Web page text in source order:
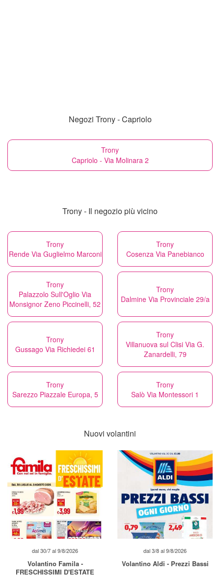
Negozi Trony - Capriolo
Trony
Capriolo - Via Molinara 2
Trony - Il negozio più vicino
Trony
Rende Via Guglielmo Marconi
Trony
Cosenza Via Panebianco
Trony
Palazzolo Sull'Oglio Via
Monsignor Zeno Piccinelli, 52
Trony
Dalmine Via Provinciale 29/a
Trony
Gussago Via Richiedei 61
Trony
Villanuova sul Clisi Via G.
Zanardelli, 79
Trony
Sarezzo Piazzale Europa, 5
Trony
Salò Via Montessori 1
Nuovi volantini
dal 30/7 al 9/8/2026
Volantino Famila -
FRESCHISSIMI D'ESTATE
dal 3/8 al 9/8/2026
Volantino Aldi - Prezzi Bassi